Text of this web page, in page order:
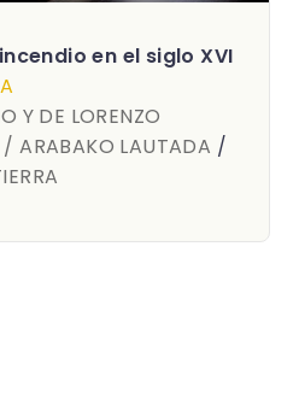
en el siglo XVI
Y DE LORENZO
/ ARABAKO LAUTADA /